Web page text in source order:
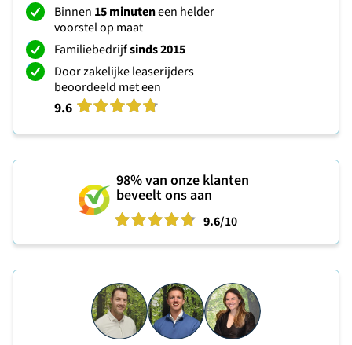
Binnen 15 minuteneen helder
voorstel op maat
Familiebedrijfsinds 2015
Door zakelijke leaserijders
beoordeeld met een
9.6
98%van onze klanten
beveelt ons aan
9.6/10